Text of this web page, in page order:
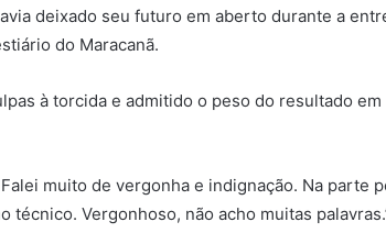
deixado seu futuro em aberto durante a
do Maracanã.
à torcida e admitido o peso do resultado em
muito de vergonha e indignação. Na parte
Vergonhoso, não acho muitas